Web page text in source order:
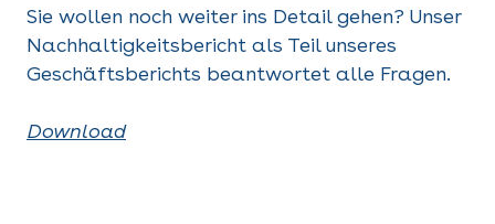
Sie wollen noch weiter ins Detail gehen? Unser
Nachhaltigkeitsbericht als Teil unseres
Geschäftsberichts beantwortet alle Fragen.
Download